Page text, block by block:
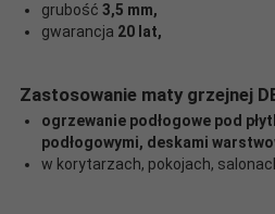
grubość 3,5 mm,
gwarancja 20 lat,
Zastosowanie maty grzejnej
ogrzewanie podłogowe pod
podłogowymi, deskami
w korytarzach, pokojach,